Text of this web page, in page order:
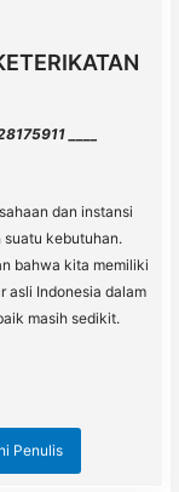
____
dan instansi
suatu kebutuhan.
bahwa kita memiliki
asli Indonesia dalam
masih sedikit.
Penulis